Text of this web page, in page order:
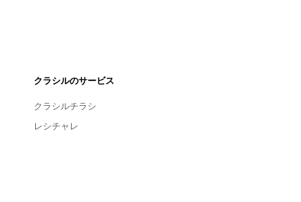
クラシルのサービス
クラシルチラシ
レシチャレ